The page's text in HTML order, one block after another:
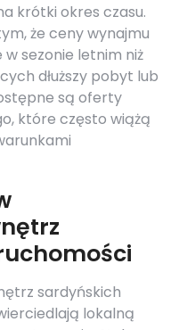
krótki okres czasu.
że ceny wynajmu
sezonie letnim niż
dłuższy pobyt lub
są oferty
które często wiążą
sardyńskich
lokalną